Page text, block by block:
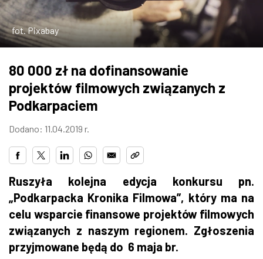
ZDJĘCIA
W RZESZOWIE
fot. Pixabay
80 000 zł na dofinansowanie
projektów filmowych związanych z
Podkarpaciem
Dodano: 11.04.2019 r.
Ruszyła kolejna edycja konkursu pn.
„Podkarpacka Kronika Filmowa”, który ma na
celu wsparcie finansowe projektów filmowych
związanych z naszym regionem. Zgłoszenia
przyjmowane będą do 6 maja br.